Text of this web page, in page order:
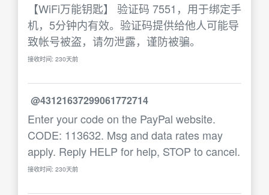
【WiFi万能钥匙】 验证码 7551，用于绑定手
机，5分钟内有效。验证码提供给他人可能导
致帐号被盗，请勿泄露，谨防被骗。
接收时间: 230天前
@43121637299061772714
Enter your code on the PayPal website.
CODE: 113632. Msg and data rates may
apply. Reply HELP for help, STOP to cancel.
接收时间: 230天前